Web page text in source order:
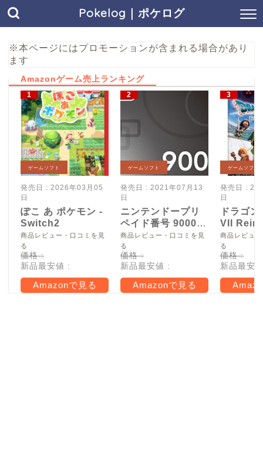
Pokelog｜ポケログ
※本ページにはプロモーションが含まれる場合があり
ます
Amazonゲーム売上ランキング
ゲームソフト
発売日 : 2026年03月05
日
ぽこ あ ポケモン -
Switch2
商品レビュー・口コミを見
る
価格 :
新品最安値 :
Amazonで見る
ゲームソフト
発売日 : 2021年07月13
日
ニンテンドープリ
ペイド番号 9000
円|オンラインコー
ド版
商品レビュー・口コミを見
る
価格 :
新品最安値 :
Amazonで見る
ゲームソフト
発売日 :
日
ドラゴ
VII
Switch2
商品レビュ
る
価格 :
新品最安